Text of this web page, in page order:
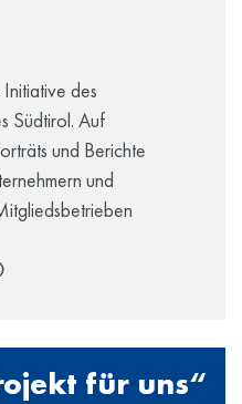
Initiative des
Südtirol. Auf
und Berichte
und
für uns“